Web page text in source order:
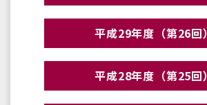
平成29年度（第26回）
平成28年度（第25回）